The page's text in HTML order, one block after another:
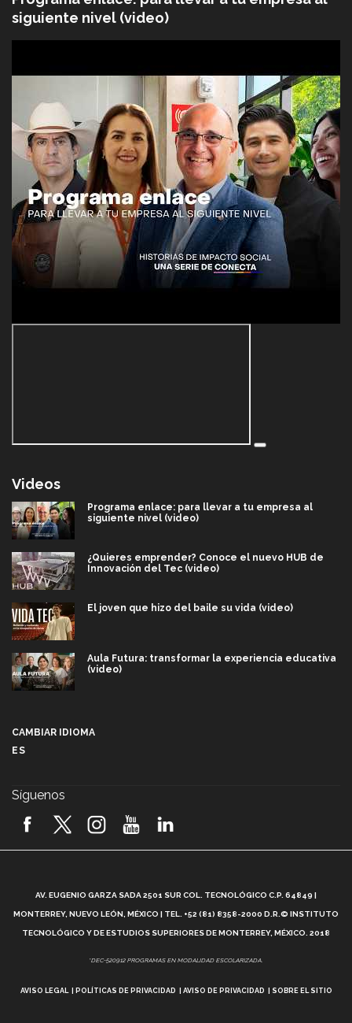
siguiente nivel (video)
Videos
Programa enlace: para llevar a tu empresa al
siguiente nivel (video)
¿Quieres emprender? Conoce el nuevo HUB de
Innovación del Tec (video)
El joven que hizo del baile su vida (video)
Aula Futura: transformar la experiencia educativa
(video)
2026! (video)
¿Cómo es el Modelo Educativo Tec? (video)
Vida Tec: Feminismo e Inteligencia Artificial, Paola
CAMBIAR IDIOMA
ES
Síguenos
AV. EUGENIO GARZA SADA 2501 SUR COL. TECNOLÓGICO C.P. 64849 |
MONTERREY, NUEVO LEÓN, MÉXICO | TEL. +52 (81) 8358-2000 D.R.© INSTITUTO
TECNOLÓGICO Y DE ESTUDIOS SUPERIORES DE MONTERREY, MÉXICO. 2018
*DEC-520912 PROGRAMAS EN MODALIDAD ESCOLARIZADA.
AVISO LEGAL POLÍTICAS DE PRIVACIDAD AVISO DE PRIVACIDAD SOBRE EL SITIO